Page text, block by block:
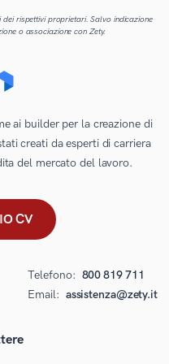
rispettivi proprietari. Salvo indicazione
o associazione con Zety.
ai builder per la creazione di
creati da esperti di carriera
del mercato del lavoro.
CV
Telefono: 800 819 711
Email: assistenza@zety.it